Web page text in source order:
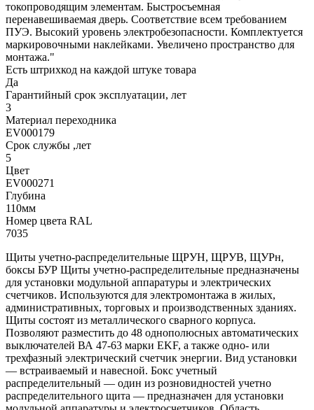
токопроводящим элементам. Быстросъемная
перенавешиваемая дверь. Соответствие всем требованием
ПУЭ. Высокий уровень электробезопасности. Комплектуется
маркировочными наклейками. Увеличено пространство для
монтажа."
Есть штрихкод на каждой штуке товара
Да
Гарантийный срок эксплуатации, лет
3
Материал переходника
EV000179
Срок службы ,лет
5
Цвет
EV000271
Глубина
110мм
Номер цвета RAL
7035
Щиты учетно-распределительные ЩРУН, ЩРУВ, ЩУРн,
боксы БУР Щиты учетно-распределительные предназначены
для установки модульной аппаратуры и электрических
счетчиков. Используются для электромонтажа в жилых,
административных, торговых и производственных зданиях.
Щиты состоят из металлического сварного корпуса.
Позволяют разместить до 48 однополюсных автоматических
выключателей ВА 47-63 марки EKF, а также одно- или
трехфазный электрический счетчик энергии. Вид установки
— встраиваемый и навесной. Бокс учетный
распределительный — один из розновидностей учетно
распределительного щита — предназначен для установки